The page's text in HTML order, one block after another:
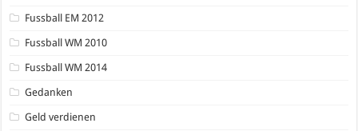
Fussball EM 2012
Fussball WM 2010
Fussball WM 2014
Gedanken
Geld verdienen